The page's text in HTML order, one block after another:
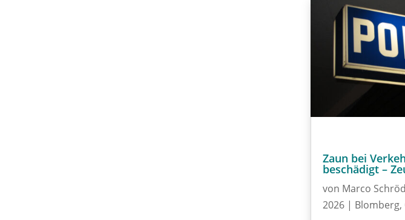
Zaun bei
beschädigt –
von Marco
2026| Blomberg,